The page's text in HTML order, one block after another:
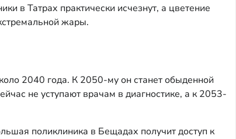
в Татрах практически исчезнут, а цветение
жары.
2040 года. К 2050-му он станет обыденной
не уступают врачам в диагностике, а к 2053-
поликлиника в Бещадах получит доступ к